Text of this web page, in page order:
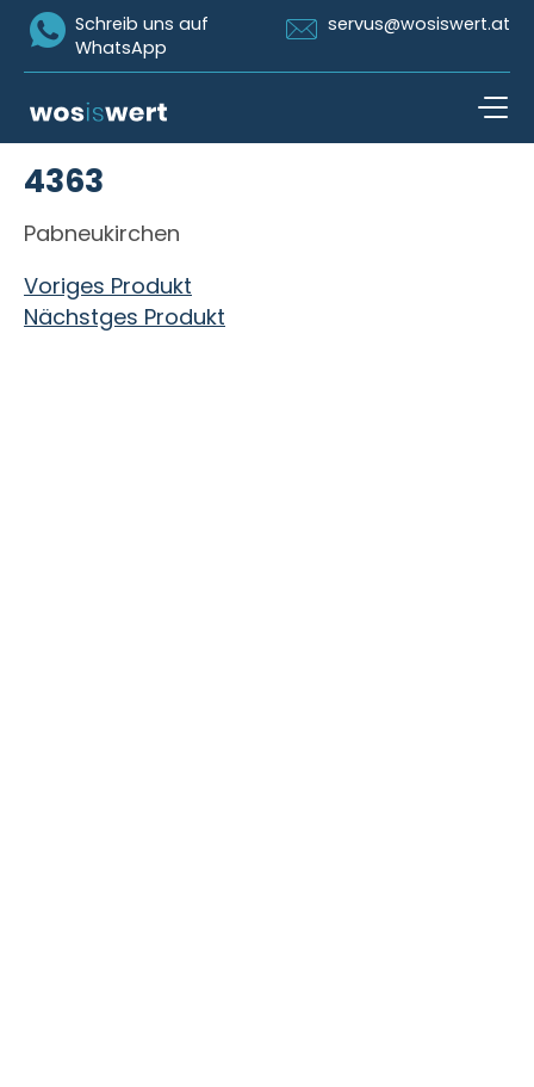
Icon Whatsapp
Schreib uns auf
WhatsApp
Icon Email
servus@wosiswert.at
4363
Pabneukirchen
Beitragsnavigation
Voriges Produkt
Nächstges Produkt